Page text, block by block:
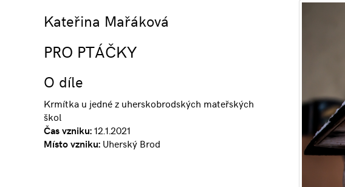
Kateřina Mařáková
PRO PTÁČKY
O díle
Krmítka u jedné z uherskobrodských mateřských
škol
Čas vzniku:12.1.2021
Místo vzniku: Uherský Brod